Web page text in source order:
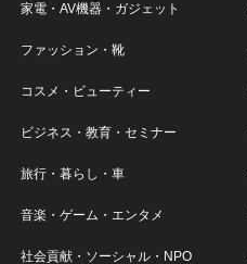
家電・AV機器・ガジェット
ファッション・靴
コスメ・ビューティー
ビジネス・教育・セミナー
旅行・暮らし・車
音楽・ゲーム・エンタメ
社会貢献・ソーシャル・NPO